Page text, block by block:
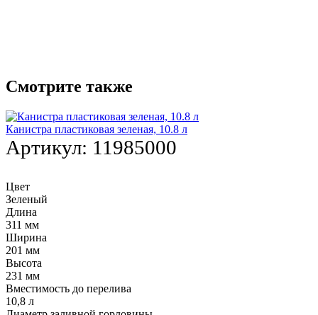
Смотрите также
Канистра пластиковая зеленая, 10.8 л
Артикул: 11985000
Цвет
Зеленый
Длина
311 мм
Ширина
201 мм
Высота
231 мм
Вместимость до перелива
10,8 л